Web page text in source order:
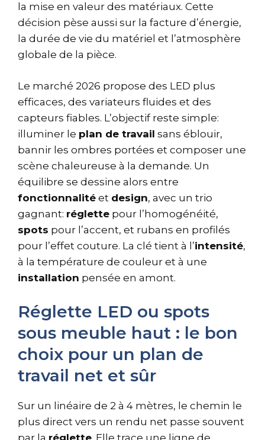
la mise en valeur des matériaux. Cette
décision pèse aussi sur la facture d’énergie,
la durée de vie du matériel et l’atmosphère
globale de la pièce.
Le marché 2026 propose des LED plus
efficaces, des variateurs fluides et des
capteurs fiables. L’objectif reste simple:
illuminer le plan de travail sans éblouir,
bannir les ombres portées et composer une
scène chaleureuse à la demande. Un
équilibre se dessine alors entre
fonctionnalité et design, avec un trio
gagnant: réglette pour l’homogénéité,
spots pour l’accent, et rubans en profilés
pour l’effet couture. La clé tient à l’intensité,
à la température de couleur et à une
installation pensée en amont.
Réglette LED ou spots
sous meuble haut : le bon
choix pour un plan de
travail net et sûr
Sur un linéaire de 2 à 4 mètres, le chemin le
plus direct vers un rendu net passe souvent
par la réglette. Elle trace une ligne de